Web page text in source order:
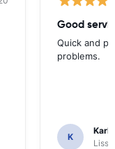
Good
Quick and
problems.
K
Karl